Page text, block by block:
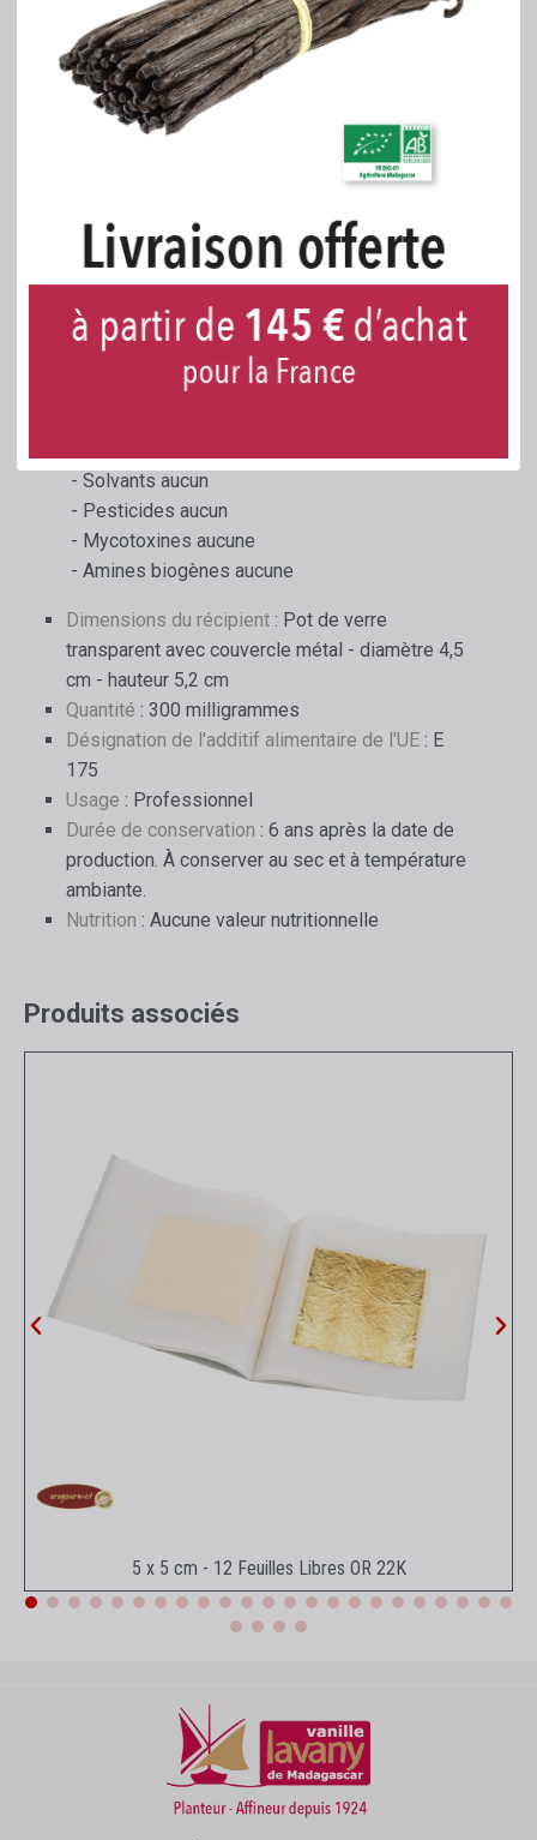
Le produit est conforme aux normes CEE, la
plus exigeante au monde.
Un certificat casher est disponible.
sécurité sont jointes et téléchargeables
Composition et désignation chimique
: min.90%
or AU, rest argent AG (max. 7%) and coper CU
- Solvants aucun
- Pesticides aucun
- Mycotoxines aucune
- Amines biogènes aucune
Dimensions du récipient : Pot de verre
transparent avec couvercle métal - diamètre 4,5
cm - hauteur 5,2 cm
Quantité : 300 milligrammes
Désignation de l'additif alimentaire de l'UE : E
175
Usage : Professionnel
Durée de conservation : 6 ans après la date de
production. À conserver au sec et à température
ambiante.
Nutrition : Aucune valeur nutritionnelle
Produits associés
Aperçu rapide
5 x 5 cm - 12 Feuilles Libres OR 22K